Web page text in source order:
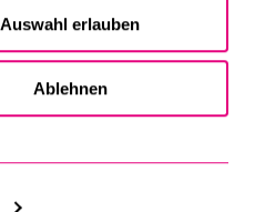
Auswahl erlauben
Ablehnen